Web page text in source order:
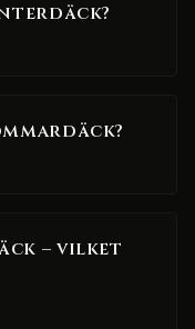
– vilket